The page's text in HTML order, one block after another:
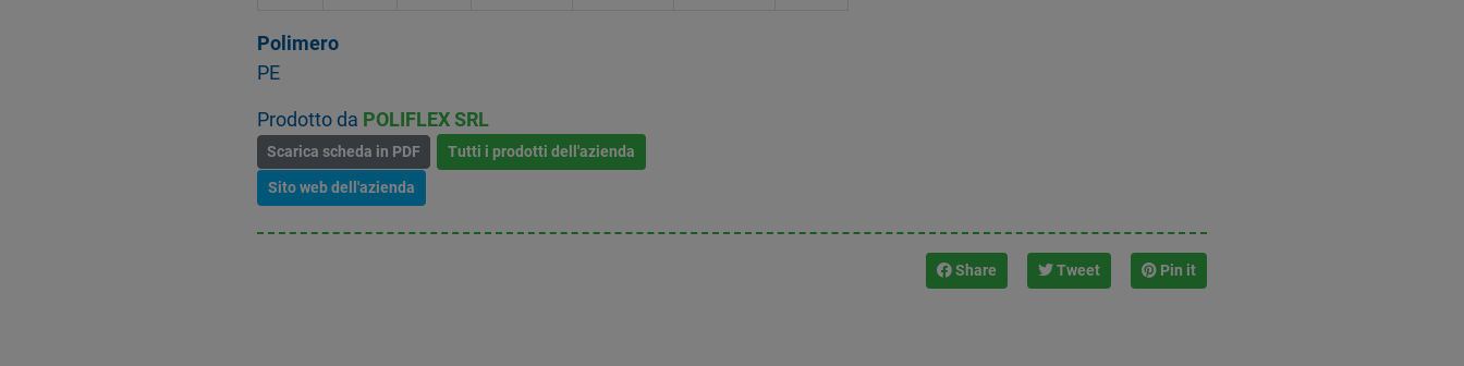
Polimero
PE
Prodotto da POLIFLEX SRL
Scarica scheda in PDF Tutti i prodotti dell'azienda
Sito web dell'azienda
Share Tweet Pin it